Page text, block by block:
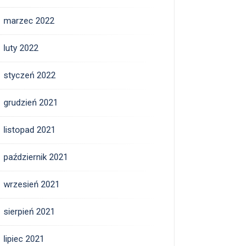
marzec 2022
luty 2022
styczeń 2022
grudzień 2021
listopad 2021
październik 2021
wrzesień 2021
sierpień 2021
lipiec 2021